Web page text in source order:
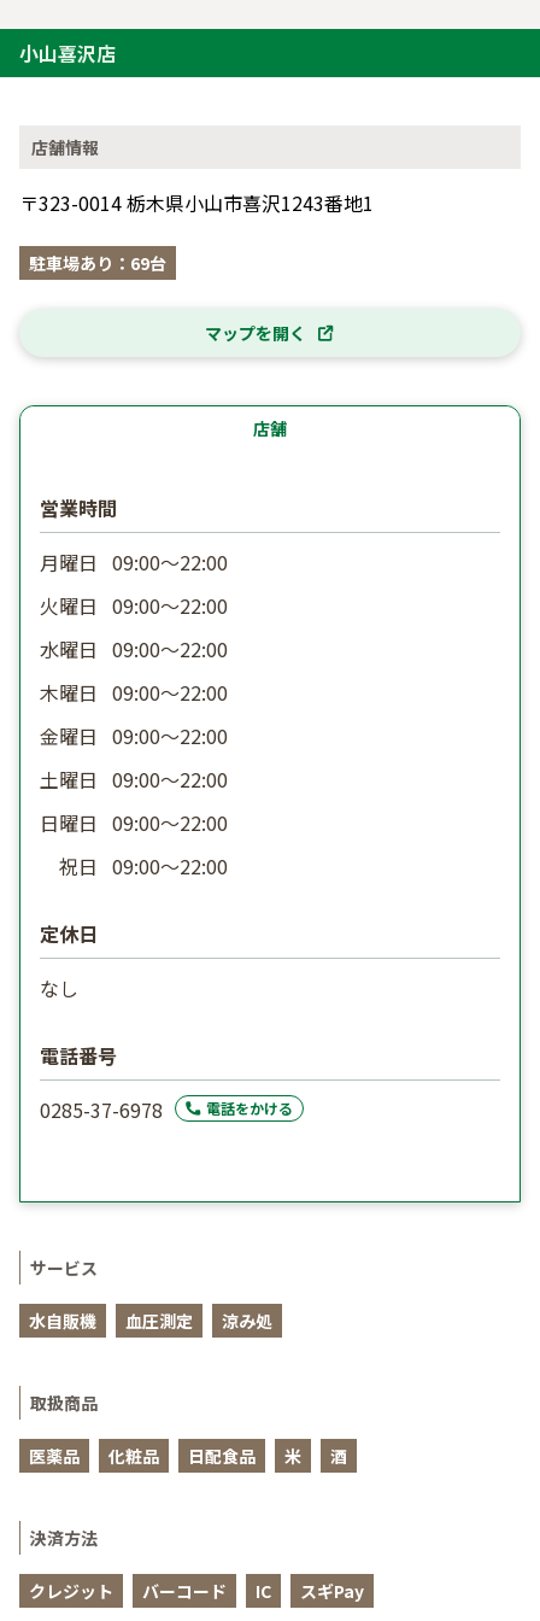
小山喜沢店
店舗情報
〒323-0014 栃木県小山市喜沢1243番地1
駐車場あり：69台
マップを開く
店舗
営業時間
月曜日 09:00〜22:00
火曜日 09:00〜22:00
水曜日 09:00〜22:00
木曜日 09:00〜22:00
金曜日 09:00〜22:00
土曜日 09:00〜22:00
日曜日 09:00〜22:00
祝日 09:00〜22:00
定休日
なし
電話番号
0285-37-6978
電話をかける
サービス
水自販機 血圧測定 涼み処
取扱商品
医薬品 化粧品 日配食品 米 酒
決済方法
クレジット バーコード IC スギPay